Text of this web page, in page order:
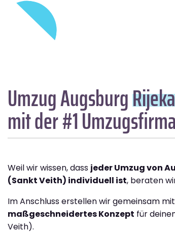
Umzug Augsburg
mit der #1 Umzugsfirma
Weil wir wissen, dass jeder Umzug von
(Sankt Veith) individuell ist, beraten
Im Anschluss erstellen wir gemeinsam
maßgeschneidertes Konzept für
Veith).